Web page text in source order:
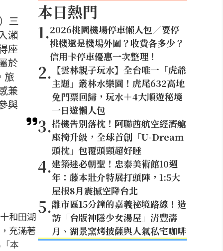
三
瀨
座
於
旅
兼
與
和田湖
充滿著
本
本日熱門
1.2026桃園機場停車懶人包／要停
桃機還是機場外圍？收費各多少？
信用卡停車優惠一次整理！
2. 【雲林親子玩水】全台唯一「虎爺
主題」叢林水樂園！虎尾632高地
免門票回歸，玩水＋4大順遊秘境
一日遊懶人包
3.搭機告別落枕！阿聯酋航空經濟艙
座椅升級，全球首創「U-Dream
頭枕」包覆頭頸超好睡
4.建築迷必朝聖！忠泰美術館10週
年：藤本壯介特展打頭陣，1:5大
屋根8月震撼空降台北
5.離市區15分鐘的嘉義祕境路線！造
訪「台版神隱少女湯屋」清豐濤
月、湖景窯烤披薩與人氣私宅咖啡